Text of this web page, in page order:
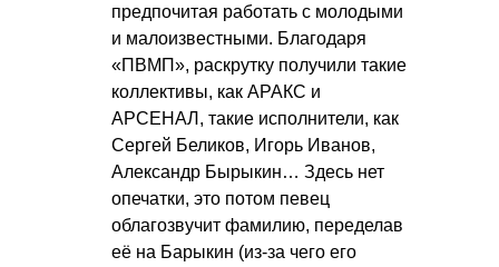
предпочитая работать с молодыми
и малоизвестными. Благодаря
«ПВМП», раскрутку получили такие
коллективы, как АРАКС и
АРСЕНАЛ, такие исполнители, как
Сергей Беликов, Игорь Иванов,
Александр Бырыкин… Здесь нет
опечатки, это потом певец
облагозвучит фамилию, переделав
её на Барыкин (из-за чего его